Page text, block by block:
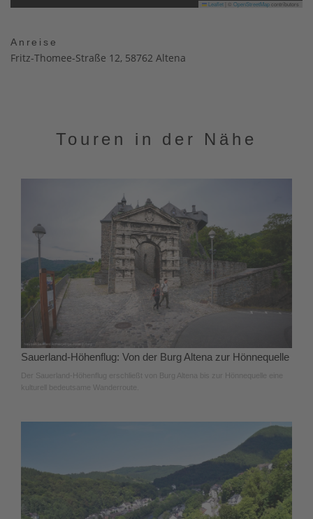
Leaflet OpenStreetMapcontributors
Anreise
Fritz-Thomee-Straße 12, 58762 Altena
Touren in der Nähe
Sauerland-Höhenflug: Von der Burg Altena zur Hönnequelle
Der Sauerland-Höhenflug erschließt von Burg Altena bis zur Hönnequelle eine
kulturell bedeutsame Wanderroute.